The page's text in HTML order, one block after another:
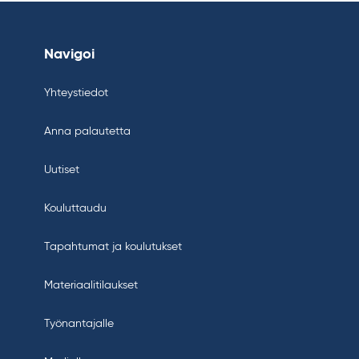
Navigoi
Yhteystiedot
Anna palautetta
Uutiset
Kouluttaudu
Tapahtumat ja koulutukset
Materiaalitilaukset
Työnantajalle